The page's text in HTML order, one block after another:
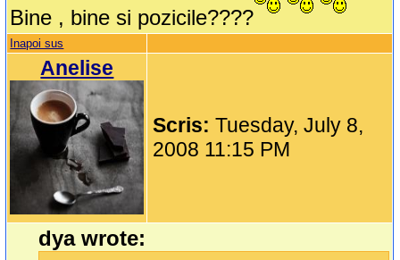
Bine , bine si pozicile????
Inapoi sus
Anelise
Scris:Tuesday, July 8,
2008 11:15 PM
dya wrote: